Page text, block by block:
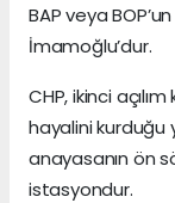
BAP veya
İmamoğlu’dur.
CHP, ikinci
hayalini kurduğu
anayasanın ön
istasyondur.